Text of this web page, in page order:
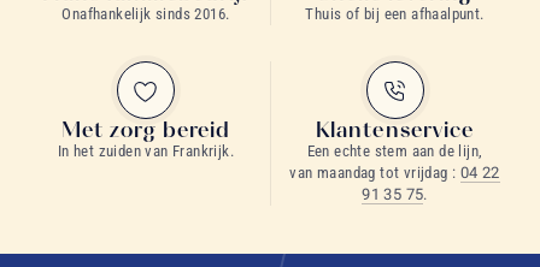
Onafhankelijk sinds 2016. Thuis of bij een afhaalpunt.
Met zorg bereid
In het zuiden van Frankrijk.
Klantenservice
Een echte stem aan de lijn,
van maandag tot vrijdag : 04 22
91 35 75.